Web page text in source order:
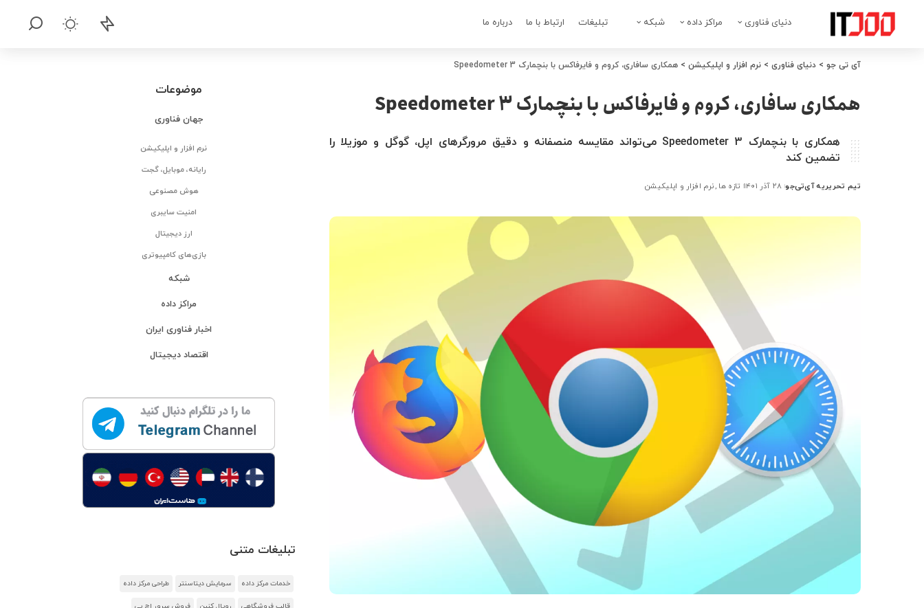
دنیای فناوری مراکز داده شبکه تبلیغات ارتباط با ما درباره ما
آی تی جو > دنیای فناوری > نرم افزار و اپلیکیشن > همکاری سافاری، کروم و فایرفاکس با بنچمارک Speedometer 3
همکاری سافاری، کروم و فایرفاکس با بنچمارک Speedometer 3
همکاری با بنچمارک Speedometer 3 می‌تواند مقایسه منصفانه و دقیق مرورگرهای اپل، گوگل و موزیلا را
تضمین کند
ارسال
توسط
تیم تحریریه آی‌تی‌جو ۲۸ آذر ۱۴۰۱ تازه ها نرم افزار و اپلیکیشن
موضوعات
جهان فناوری
نرم افزار و اپلیکیشن
رایانه، موبایل، گجت
هوش مصنوعی
امنیت سایبری
ارز دیجیتال
بازی‌های کامپیوتری
شبکه
مراکز داده
اخبار فناوری ایران
اقتصاد دیجیتال
تبلیغات متنی
خدمات مرکز داده سرمایش دیتاسنتر طراحی مرکز داده